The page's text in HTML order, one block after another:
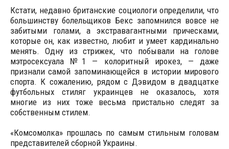
Кстати, недавно британские социологи определили, что
большинству болельщиков Бекс запомнился вовсе не
забитыми голами, а экстравагантными прическами,
которые он, как известно, любит и умеет кардинально
менять. Одну из стрижек, что побывали на голове
мэтросексуала №1 — колоритный ирокез, — даже
признали самой запоминающейся в истории мирового
спорта. К сожалению, рядом с Дэвидом в двадцатке
футбольных стиляг украинцев не оказалось, хотя
многие из них тоже весьма пристально следят за
собственным стилем.
«Комсомолка» прошлась по самым стильным головам
представителей сборной Украины.